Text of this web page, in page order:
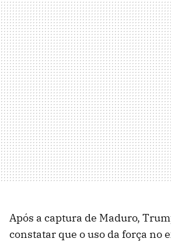
Após a captura de Maduro,
constatar que o uso da força no